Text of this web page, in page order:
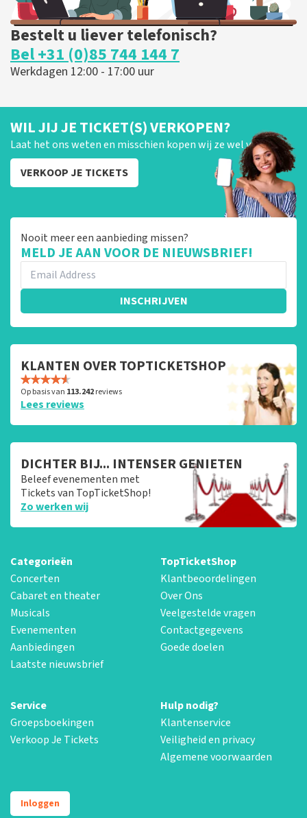
Bestelt u liever telefonisch?
Bel +31 (0)85 744 144 7
Werkdagen 12:00 - 17:00 uur
WIL JIJ JE TICKET(S) VERKOPEN?
Laat het ons weten en misschien kopen wij ze wel van je!
VERKOOP JE TICKETS
Nooit meer een aanbieding missen?
MELD JE AAN VOOR DE NIEUWSBRIEF!
INSCHRIJVEN
KLANTEN OVER TOPTICKETSHOP
Op basis van 113.242reviews
Lees reviews
DICHTER BIJ... INTENSER GENIETEN
Beleef evenementen met
Tickets van TopTicketShop!
Zo werken wij
Categorieën
Concerten
Cabaret en theater
Musicals
Evenementen
Aanbiedingen
Laatste nieuwsbrief
TopTicketShop
Klantbeoordelingen
Over Ons
Veelgestelde vragen
Contactgegevens
Goede doelen
Service
Groepsboekingen
Verkoop Je Tickets
Hulp nodig?
Klantenservice
Veiligheid en privacy
Algemene voorwaarden
Inloggen